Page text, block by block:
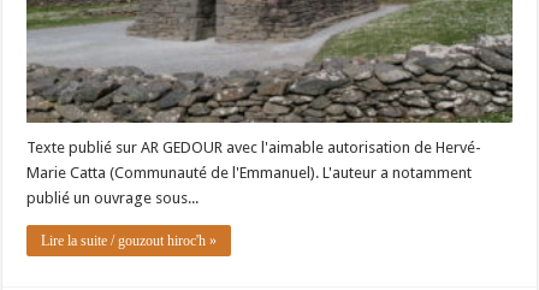
Texte publié sur AR GEDOUR avec l'aimable autorisation de Hervé-
Marie Catta (Communauté de l'Emmanuel). L'auteur a notamment
publié un ouvrage sous...
Lire la suite / gouzout hiroc'h »